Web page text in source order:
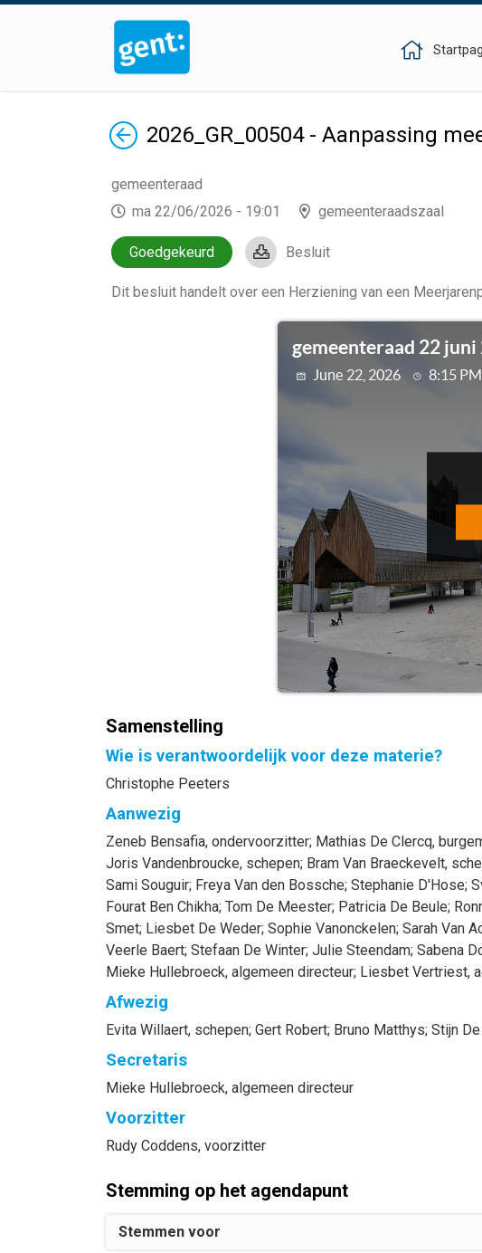
Terug2026_GR_00504 - Aanpassing
gemeenteraad
ma 22/06/2026 - 19:01
gemeenteraadszaal
Goedgekeurd Besluit
Dit besluit handelt over een Herziening van een
Samenstelling
Wie is verantwoordelijk voor deze materie?
Christophe Peeters
Aanwezig
Zeneb Bensafia, ondervoorzitter; Mathias De Clercq,
Joris Vandenbroucke, schepen; Bram Van Braeckevelt,
Sami Souguir; Freya Van den Bossche; Stephanie D'Hose;
Fourat Ben Chikha; Tom De Meester; Patricia De Beule;
Smet; Liesbet De Weder; Sophie Vanonckelen; Sarah Van
Veerle Baert; Stefaan De Winter; Julie Steendam; Sabena
Mieke Hullebroeck, algemeen directeur; Liesbet Vertriest,
Afwezig
Evita Willaert, schepen; Gert Robert; Bruno Matthys; Stijn
Secretaris
Mieke Hullebroeck, algemeen directeur
Voorzitter
Rudy Coddens, voorzitter
Stemming op het agendapunt
Stemmen voor